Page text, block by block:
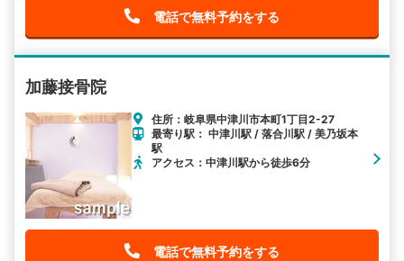
電話で無料予約をする
加藤接骨院
住所：岐阜県中津川市本町1丁目2-27
最寄り駅： 中津川駅 / 落合川駅 / 美乃坂本
駅
アクセス：中津川駅から徒歩6分
電話で無料予約をする